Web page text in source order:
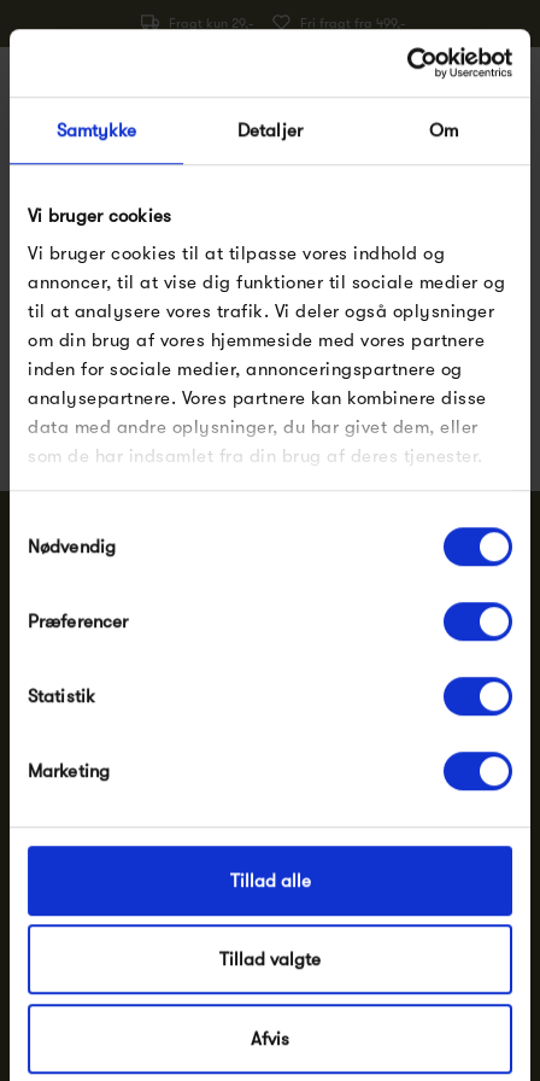
Samtykke Detaljer Om
Vi bruger cookies
Vi bruger cookies til at tilpasse vores indhold og
annoncer, til at vise dig funktioner til sociale medier og
til at analysere vores trafik. Vi deler også oplysninger
om din brug af vores hjemmeside med vores partnere
inden for sociale medier, annonceringspartnere og
analysepartnere. Vores partnere kan kombinere disse
data med andre oplysninger, du har givet dem, eller
som de har indsamlet fra din brug af deres tjenester.
Nødvendig
Præferencer
Statistik
Marketing
Tillad alle
Tillad valgte
Afvis
Fragt kun 29,- Fri fragt fra 499,-
Forside Pernille Corydon Pernille Corydon armbånd
Pssst.. Følg med påFacebook, Instagramog
nyhedsbrev
Nye designs, inspiration og eksklusive tilbud
Har du brug for hjælp eller vejledning?
Ring tlf.
Skriv til
t.i.n.g. i Silkeborg